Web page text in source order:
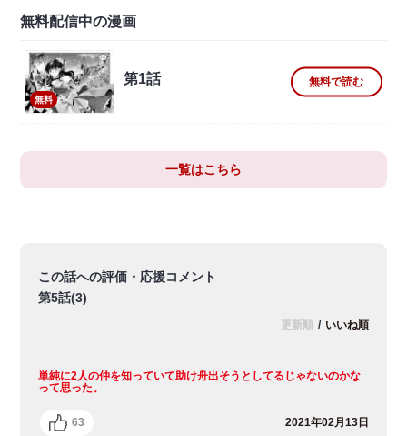
無料配信中の漫画
無料
第1話 無料で読む
一覧はこちら
この話への評価・応援コメント
第5話(3)
更新順 / いいね順
単純に2人の仲を知っていて助け舟出そうとしてるじゃないのかな
って思った。
63 2021年02月13日